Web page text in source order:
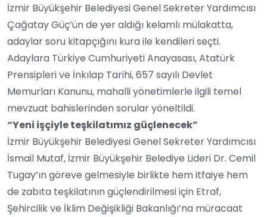
İzmir Büyükşehir Belediyesi Genel Sekreter Yardımcısı
Çağatay Güç’ün de yer aldığı kelamlı mülakatta,
adaylar soru kitapçığını kura ile kendileri seçti.
Adaylara Türkiye Cumhuriyeti Anayasası, Atatürk
Prensipleri ve İnkılap Tarihi, 657 sayılı Devlet
Memurları Kanunu, mahalli yönetimlerle ilgili temel
mevzuat bahislerinden sorular yöneltildi.
“Yeni işçiyle teşkilatımız güçlenecek”
İzmir Büyükşehir Belediyesi Genel Sekreter Yardımcısı
İsmail Mutaf, İzmir Büyükşehir Belediye Lideri Dr. Cemil
Tugay’ın göreve gelmesiyle birlikte hem itfaiye hem
de zabıta teşkilatının güçlendirilmesi için Etraf,
Şehircilik ve İklim Değişikliği Bakanlığı’na müracaat